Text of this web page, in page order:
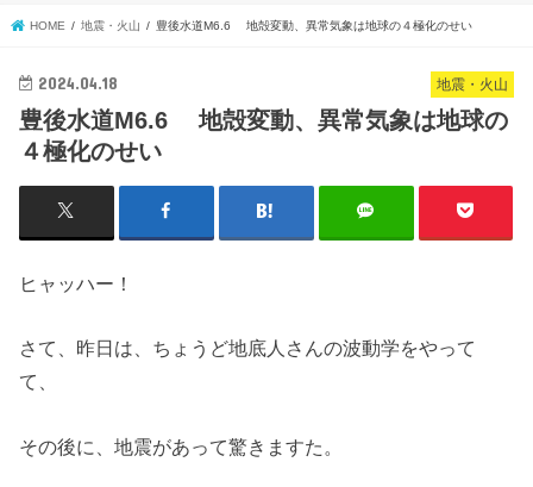
HOME 地震・火山 豊後水道M6.6 地殻変動、異常気象は地球の４極化のせい
地震・火山
2024.04.18
豊後水道M6.6 地殻変動、異常気象は地球の
４極化のせい
ヒャッハー！
さて、昨日は、ちょうど地底人さんの波動学をやって
て、
その後に、地震があって驚きますた。